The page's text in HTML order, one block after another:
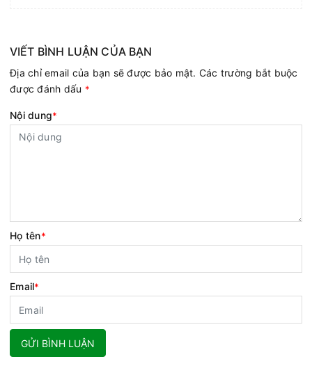
VIẾT BÌNH LUẬN CỦA BẠN
Địa chỉ email của bạn sẽ được bảo mật. Các trường bắt buộc
được đánh dấu *
Nội dung*
Họ tên*
Email*
GỬI BÌNH LUẬN